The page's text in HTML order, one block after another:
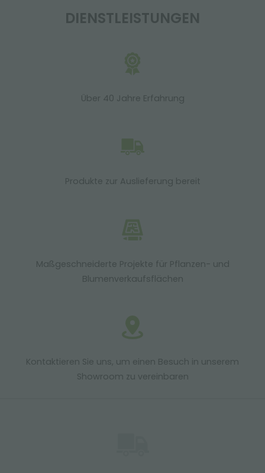
DIENSTLEISTUNGEN
Über 40 Jahre Erfahrung
Produkte zur Auslieferung bereit
Maßgeschneiderte Projekte für Pflanzen- und
Blumenverkaufsflächen
Kontaktieren Sie uns, um einen Besuch in unserem
Showroom zu vereinbaren